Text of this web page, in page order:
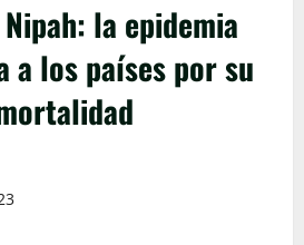
la epidemia
a los países por su